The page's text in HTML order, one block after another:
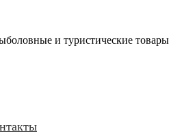
и туристические товары